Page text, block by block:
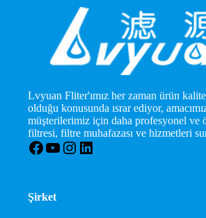
Lvyuan Fliter'ımız her zaman ürün
olduğu konusunda ısrar ediyor,
müşterilerimiz için daha profesyonel ve
filtresi, filtre muhafazası ve hizmetleri
Facebook
YouTube
Instagram
LinkedIn
Şirket